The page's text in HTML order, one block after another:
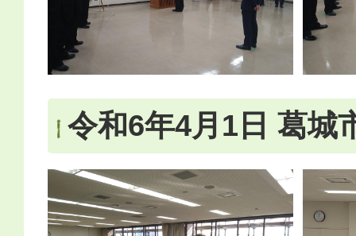
令和6年4月1日 葛城